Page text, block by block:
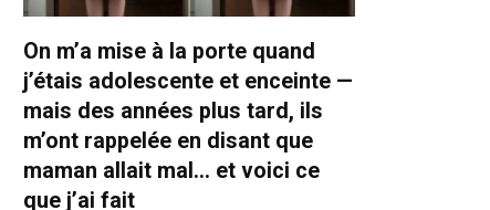
On m’a mise à la porte quand
j’étais adolescente et enceinte —
mais des années plus tard, ils
m’ont rappelée en disant que
maman allait mal… et voici ce
que j’ai fait